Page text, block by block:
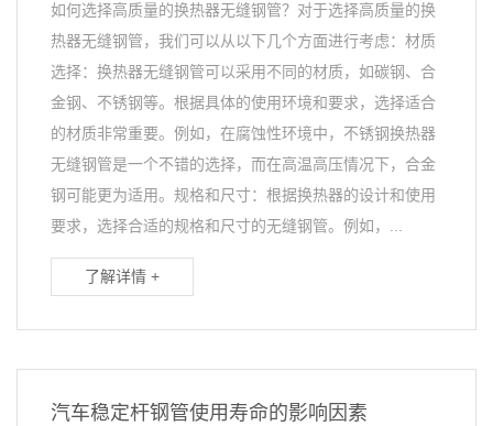
如何选择高质量的换热器无缝钢管？对于选择高质量的换
热器无缝钢管，我们可以从以下几个方面进行考虑：材质
选择：换热器无缝钢管可以采用不同的材质，如碳钢、合
金钢、不锈钢等。根据具体的使用环境和要求，选择适合
的材质非常重要。例如，在腐蚀性环境中，不锈钢换热器
无缝钢管是一个不错的选择，而在高温高压情况下，合金
钢可能更为适用。规格和尺寸：根据换热器的设计和使用
要求，选择合适的规格和尺寸的无缝钢管。例如，...
了解详情 +
汽车稳定杆钢管使用寿命的影响因素